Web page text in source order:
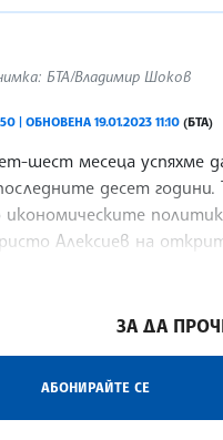
БТА/Владимир Шоков
| ОБНОВЕНА 19.01.2023 11:10 (БТА)
шест месеца успяхме
десет
икономическите
Алексиев на
ЗА ДА
АБОНИРАЙТЕ СЕ